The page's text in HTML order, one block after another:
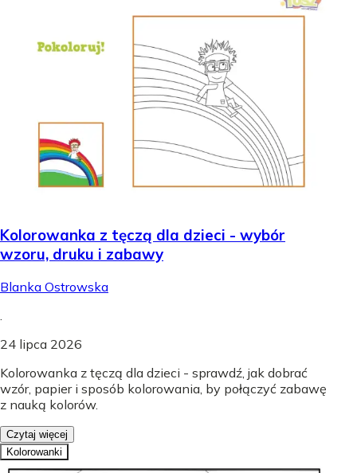
Kolorowanka z tęczą dla dzieci - wybór
wzoru, druku i zabawy
Blanka Ostrowska
24 lipca 2026
Kolorowanka z tęczą dla dzieci - sprawdź, jak dobrać
wzór, papier i sposób kolorowania, by połączyć zabawę
z nauką kolorów.
Czytaj więcej
Kolorowanki